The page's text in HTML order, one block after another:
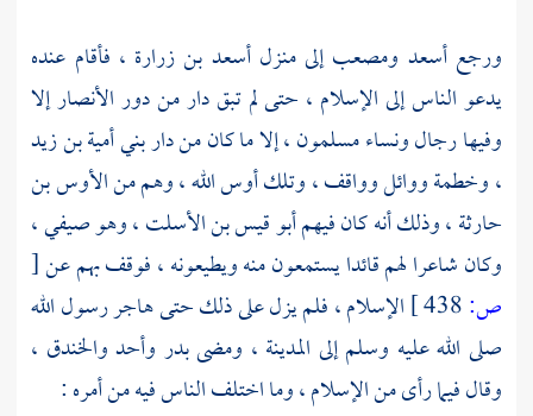
ورجعأسعد ومصعبإلى منزلأسعد بن زرارة ، فأقام عنده
يدعو الناس إلى الإسلام ، حتى لم تبق دار من دورالأنصارإلا
وفيها رجال ونساء مسلمون ، إلا ما كان من داربني أمية بن زيد
،وخطمةووائلوواقف، وتلك أوس الله ، وهم منالأوس بن
حارثة، وذلك أنه كان فيهمأبو قيس بن الأسلت ، وهو صيفي،
وكان شاعرا لهم قائدا يستمعون منه ويطيعونه ، فوقف بهم عن[
ص:
الإسلام ، فلم يزل على ذلك حتى هاجر رسول الله
صلى الله عليه وسلم إلى المدينة ، ومضىبدر وأحدوالخندق ،
وقال فيما رأى من الإسلام ، وما اختلف الناس فيه من أمره :